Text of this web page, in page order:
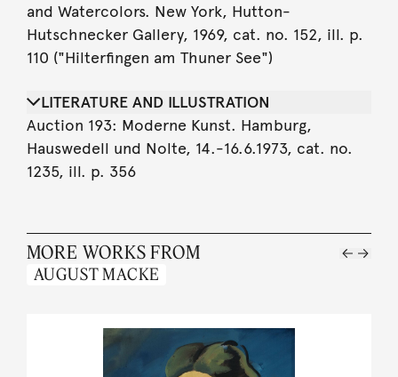
and Watercolors. New York, Hutton-
Hutschnecker Gallery, 1969, cat. no. 152, ill. p.
110 ("Hilterfingen am Thuner See")
LITERATURE AND ILLUSTRATION
Auction 193: Moderne Kunst. Hamburg,
Hauswedell und Nolte, 14.-16.6.1973, cat. no.
1235, ill. p. 356
MORE WORKS FROM
AUGUST MACKE